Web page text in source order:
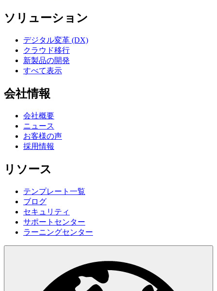
ソリューション
デジタル変革 (DX)
クラウド移行
新製品の開発
すべて表示
会社情報
会社概要
ニュース
お客様の声
採用情報
リソース
テンプレート一覧
ブログ
セキュリティ
サポートセンター
ラーニングセンター